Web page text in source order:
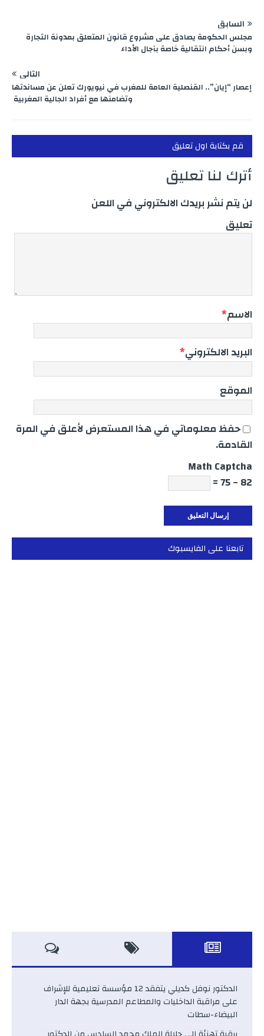
السابق
مجلس الحكومة يصادق على مشروع قانون المتعلق بمدونة التجارة
وبسن أحكام انتقالية خاصة بآجال الأداء
التالي
إعصار “إيان”.. القنصلية العامة للمغرب في نيويورك تعلن عن مساندتها
وتضامنها مع أفراد الجالية المغربية
قم بكتابة اول تعليق
أترك لنا تعليق
لن يتم نشر بريدك الالكتروني في اللعن
تعليق
الاسم*
البريد الالكتروني*
الموقع
حفظ معلوماتي في هذا المستعرض لأعلق في المرة
القادمة.
Math Captcha
82 − 75 =
تابعنا على الفايسبوك
الدكتور نوفل كديلي يتفقد 12 مؤسسة تعليمية للإشراف
على مراقبة الداخليات والمطاعم المدرسية بجهة الدار
البيضاء-سطات